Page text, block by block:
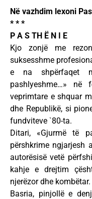
Në vazhdim lexoni
* * *
P A S TH Ë N I E
Kjo zonjë me
suksesshme
e na shpërfaqet
pashlyeshme…»
veprimtare e shquar
dhe Republikë, si
fundviteve `80-ta.
Ditari, «Gjurmë të
përshkrime ngjarjesh
autorësisë vetë
kahje e drejtim
njerëzor dhe kombëtar.
Basria, pinjollë e